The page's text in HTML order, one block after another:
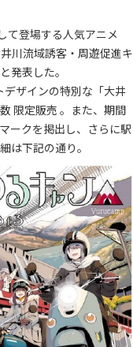
て登場する人気アニメ
川流域誘客・周遊促進キ
発表した。
ザインの特別な「大井
限定販売 。また、期間
ークを掲出し、さらに駅
は下記の通り。